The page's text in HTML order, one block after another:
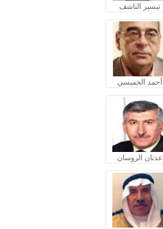
تيسير الناشف
أحمد الخميسي
عدنان الروسان